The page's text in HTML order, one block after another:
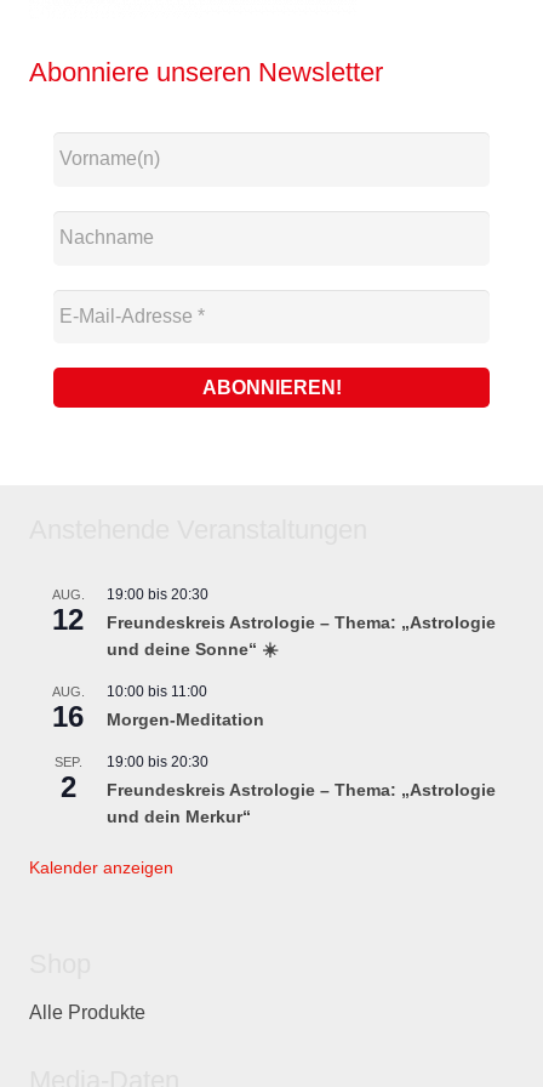
Abonniere unseren Newsletter
AUG.
12
19:00 bis 20:30
Freundeskreis Astrologie – Thema: „Astrologie
und deine Sonne“ ☀️
AUG.
16
10:00 bis 11:00
Morgen-Meditation
SEP.
2
19:00 bis 20:30
Freundeskreis Astrologie – Thema: „Astrologie
und dein Merkur“
Kalender anzeigen
Alle Produkte